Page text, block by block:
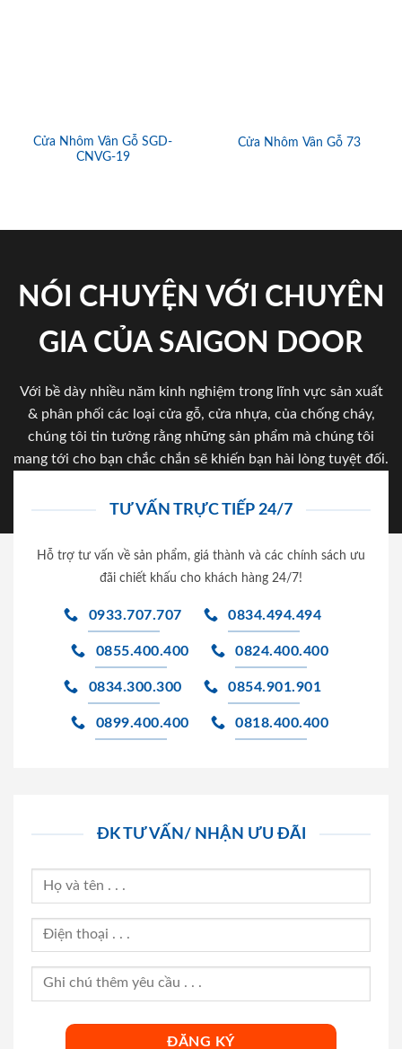
Cửa Nhôm Vân Gỗ SGD-
CNVG-19
Cửa Nhôm Vân Gỗ 73
NÓI CHUYỆN VỚI CHUYÊN
GIA CỦA SAIGON DOOR
Với bề dày nhiều năm kinh nghiệm trong lĩnh vực sản xuất
& phân phối các loại cửa gỗ, cửa nhựa, của chống cháy,
chúng tôi tin tưởng rằng những sản phẩm mà chúng tôi
mang tới cho bạn chắc chắn sẽ khiến bạn hài lòng tuyệt đối.
TƯ VẤN TRỰC TIẾP 24/7
Hỗ trợ tư vấn về sản phẩm, giá thành và các chính sách ưu
đãi chiết khấu cho khách hàng 24/7!
0933.707.707 0834.494.494
0855.400.400 0824.400.400
0834.300.300 0854.901.901
0899.400.400 0818.400.400
ĐK TƯ VẤN/ NHẬN ƯU ĐÃI